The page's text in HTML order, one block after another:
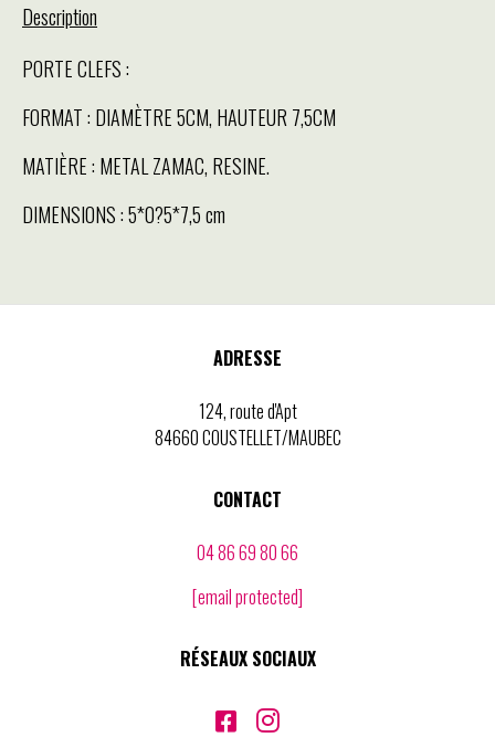
Description
PORTE CLEFS :
FORMAT : DIAMÈTRE 5CM, HAUTEUR 7,5CM
MATIÈRE : METAL ZAMAC, RESINE.
DIMENSIONS : 5*0?5*7,5 cm
ADRESSE
124, route d'Apt
84660 COUSTELLET/MAUBEC
CONTACT
04 86 69 80 66
[email protected]
RÉSEAUX SOCIAUX
 